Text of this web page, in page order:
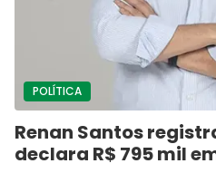
POLÍTICA
Renan Santos
declara R$ 795 mil